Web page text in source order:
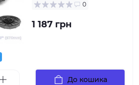
0
1 187 грн
До кошика